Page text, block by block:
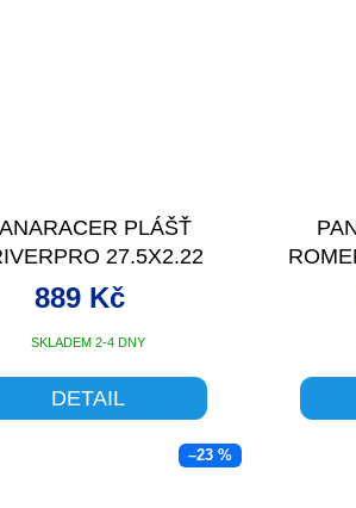
PLÁŠŤ
27.5X2.22
ČERNÁ
SKLADEM 2-4 DNY
889 Kč
DETAIL
–23 %